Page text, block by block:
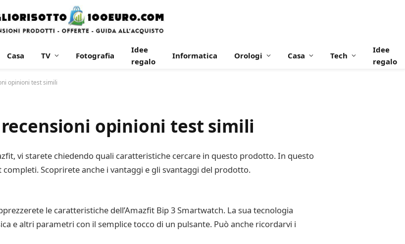
Casa TV Fotografia
Idee
regalo
Informatica Orologi Casa Tech
Idee
regalo
opinioni test simili
opinioni test simili
vi starete chiedendo quali caratteristiche cercare in questo prodotto. In questo
Scoprirete anche i vantaggi e gli svantaggi del prodotto.
le caratteristiche dell’Amazfit Bip 3 Smartwatch. La sua tecnologia
e altri parametri con il semplice tocco di un pulsante. Può anche ricordarvi i